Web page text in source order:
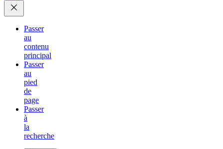
Passer
au
contenu
principal
Passer
au
pied
de
page
Passer
à
la
recherche